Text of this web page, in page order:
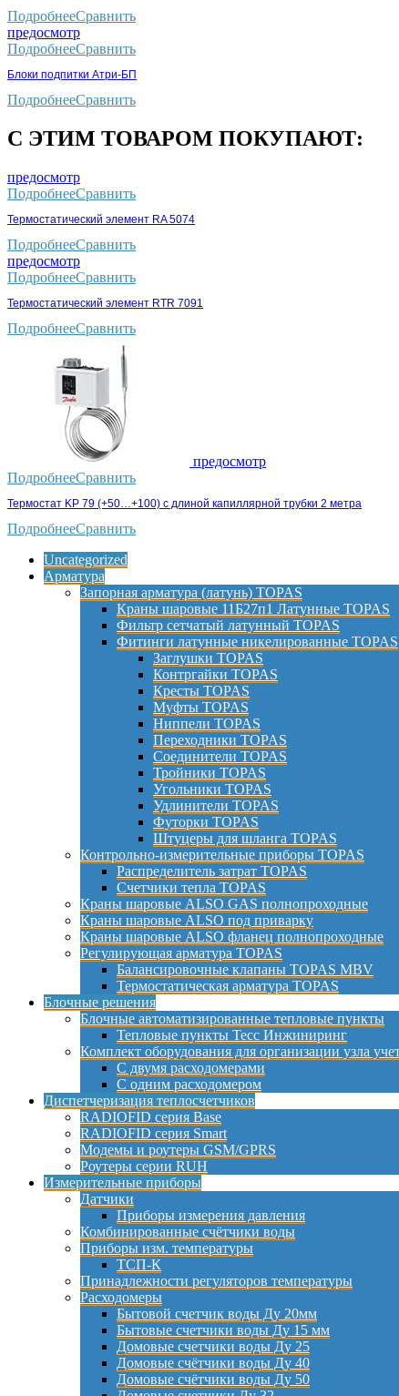
ПодробнееСравнить
предосмотр
ПодробнееСравнить
Блоки подпитки Атри-БП
ПодробнееСравнить
С ЭТИМ ТОВАРОМ ПОКУПАЮТ:
предосмотр
ПодробнееСравнить
Термостатический элемент RA 5074
ПодробнееСравнить
предосмотр
ПодробнееСравнить
Термостатический элемент RTR 7091
ПодробнееСравнить
предосмотр
ПодробнееСравнить
Термостат KP 79 (+50…+100) с длиной капиллярной трубки 2 метра
ПодробнееСравнить
Uncategorized
Арматура
Запорная арматура (латунь) TOPAS
Краны шаровые 11Б27п1 Латунные TOPAS
Фильтр сетчатый латунный TOPAS
Фитинги латунные никелированные TOPAS
Заглушки TOPAS
Контргайки TOPAS
Кресты TOPAS
Муфты TOPAS
Ниппели TOPAS
Переходники TOPAS
Соединители TOPAS
Тройники TOPAS
Угольники TOPAS
Удлинители TOPAS
Футорки TOPAS
Штуцеры для шланга TOPAS
Контрольно-измерительные приборы TOPAS
Распределитель затрат TOPAS
Счетчики тепла TOPAS
Краны шаровые ALSO GAS полнопроходные
Краны шаровые ALSO под приварку
Краны шаровые ALSO фланец полнопроходные
Регулирующая арматура TOPAS
Балансировочные клапаны TOPAS MBV
Термостатическая арматура TOPAS
Блочные решения
Блочные автоматизированные тепловые пункты
Тепловые пункты Тесс Инжиниринг
Комплект оборудования для организации узла
С двумя расходомерами
С одним расходомером
Диспетчеризация теплосчетчиков
RADIOFID серия Base
RADIOFID серия Smart
Модемы и роутеры GSM/GPRS
Роутеры серии RUH
Измерительные приборы
Датчики
Приборы измерения давления
Комбинированные счётчики воды
Приборы изм. температуры
ТСП-К
Принадлежности регуляторов температуры
Расходомеры
Бытовой счетчик воды Ду 20мм
Бытовые счетчики воды Ду 15 мм
Домовые счетчики воды Ду 25
Домовые счётчики воды Ду 40
Домовые счётчики воды Ду 50